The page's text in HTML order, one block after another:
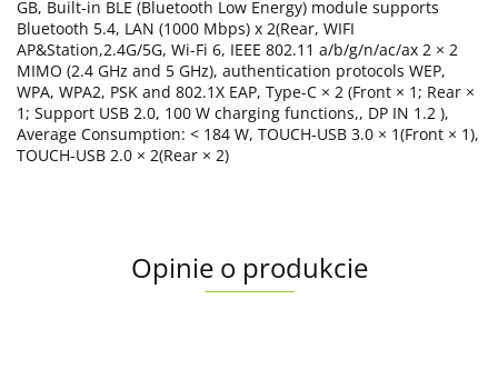
GB, Built-in BLE (Bluetooth Low Energy) module supports
Bluetooth 5.4, LAN (1000 Mbps) x 2(Rear, WIFI
AP&Station,2.4G/5G, Wi-Fi 6, IEEE 802.11 a/b/g/n/ac/ax 2 × 2
MIMO (2.4 GHz and 5 GHz), authentication protocols WEP,
WPA, WPA2, PSK and 802.1X EAP, Type-C × 2 (Front × 1; Rear ×
1; Support USB 2.0, 100 W charging functions,, DP IN 1.2 ),
Average Consumption: < 184 W, TOUCH-USB 3.0 × 1(Front × 1),
TOUCH-USB 2.0 × 2(Rear × 2)
Opinie o produkcie